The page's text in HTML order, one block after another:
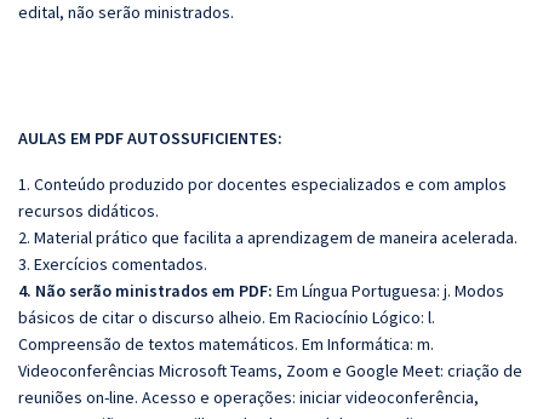
edital, não serão ministrados.
AULAS EM PDF AUTOSSUFICIENTES:
1. Conteúdo produzido por docentes especializados e com amplos
recursos didáticos.
2. Material prático que facilita a aprendizagem de maneira acelerada.
3. Exercícios comentados.
4. Não serão ministrados em PDF: Em Língua Portuguesa: j. Modos
básicos de citar o discurso alheio. Em Raciocínio Lógico: l.
Compreensão de textos matemáticos. Em Informática: m.
Videoconferências Microsoft Teams, Zoom e Google Meet: criação de
reuniões on-line. Acesso e operações: iniciar videoconferência,